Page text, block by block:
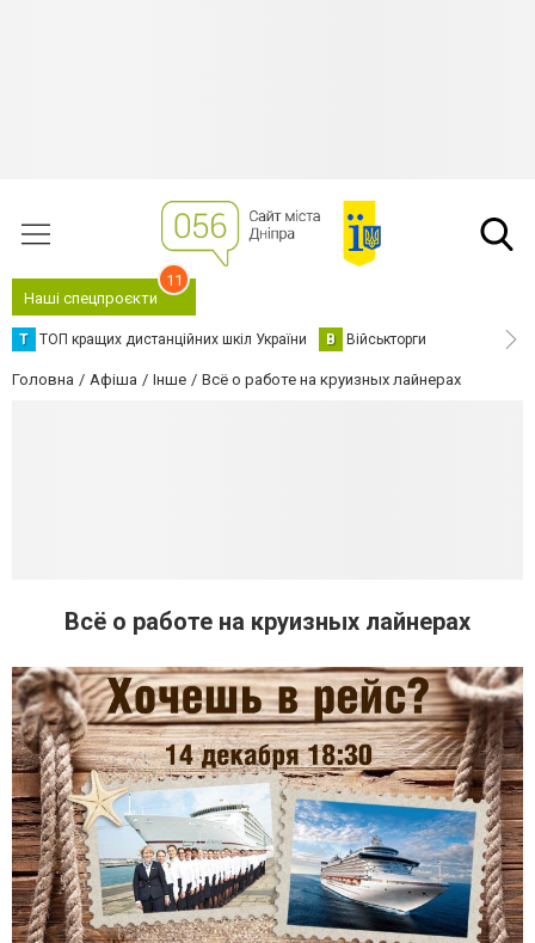
Наші спецпроєкти
11
Т ТОП кращих дистанційних шкіл України В Військторги
Головна Афіша Інше Всё о работе на круизных лайнерах
Всё о работе на круизных лайнерах